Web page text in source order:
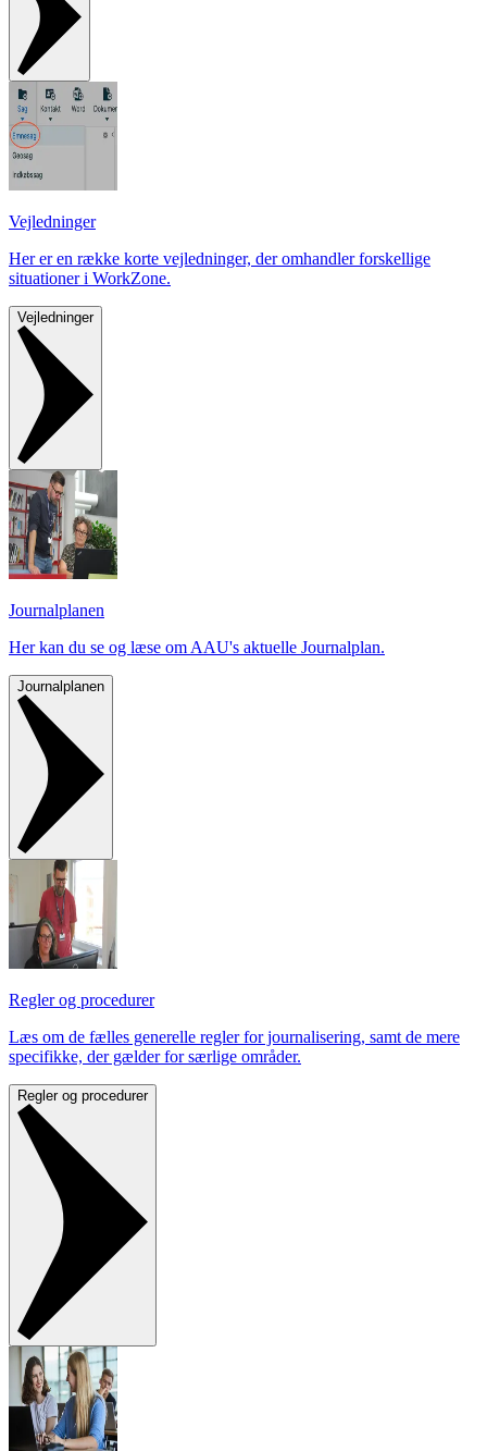
Vejledninger
Her er en række korte vejledninger, der omhandler forskellige
situationer i WorkZone.
Vejledninger
Journalplanen
Her kan du se og læse om AAU's aktuelle Journalplan.
Journalplanen
Regler og procedurer
Læs om de fælles generelle regler for journalisering, samt de mere
specifikke, der gælder for særlige områder.
Regler og procedurer